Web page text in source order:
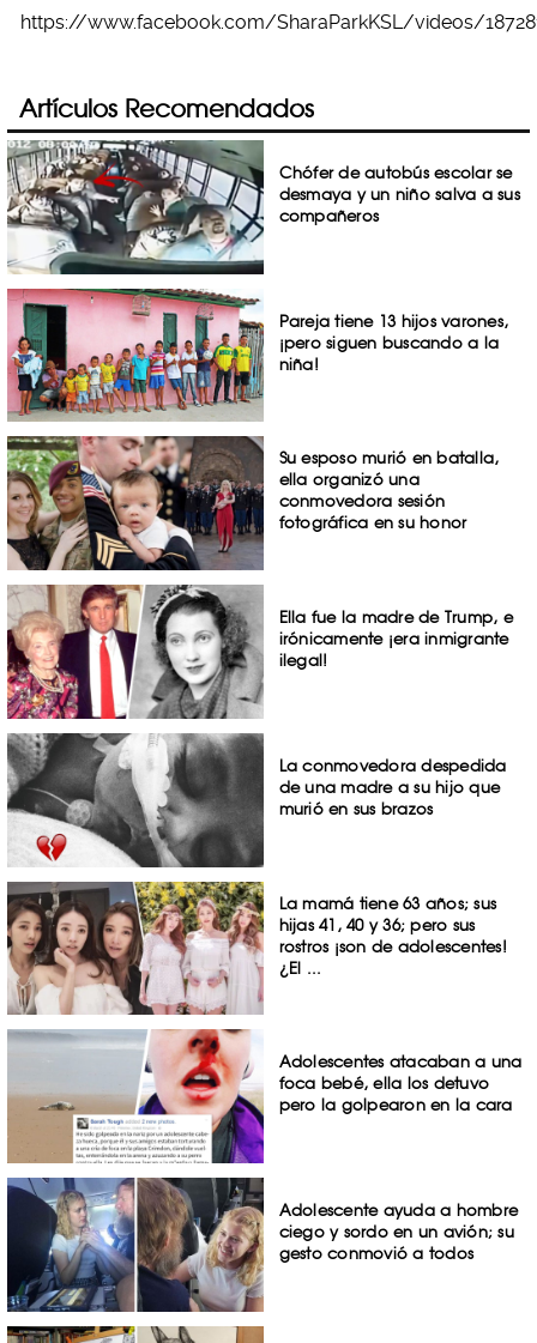
https://www.facebook.com/SharaParkKSL/videos/
Artículos Recomendados
Chófer de autobús escolar se
desmaya y un niño salva a sus
compañeros
Pareja tiene 13 hijos varones,
¡pero siguen buscando a la
niña!
Su esposo murió en batalla,
ella organizó una
conmovedora sesión
fotográfica en su honor
Ella fue la madre de Trump, e
irónicamente ¡era inmigrante
ilegal!
La conmovedora despedida
de una madre a su hijo que
murió en sus brazos
La mamá tiene 63 años; sus
hijas 41, 40 y 36; pero sus
rostros ¡son de adolescentes!
¿El ...
Adolescentes atacaban a una
foca bebé, ella los detuvo
pero la golpearon en la cara
Adolescente ayuda a hombre
ciego y sordo en un avión; su
gesto conmovió a todos